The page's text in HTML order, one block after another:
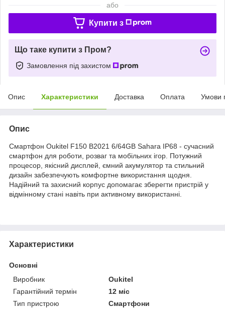
або
Купити з
Що таке купити з Пром?
Замовлення під захистом
Опис Характеристики Доставка Оплата Умови
Опис
Смартфон Oukitel F150 B2021 6/64GB Sahara IP68 - сучасний
смартфон для роботи, розваг та мобільних ігор. Потужний
процесор, якісний дисплей, ємний акумулятор та стильний
дизайн забезпечують комфортне використання щодня.
Надійний та захисний корпус допомагає зберегти пристрій у
відмінному стані навіть при активному використанні.
Характеристики
Основні
Виробник
Oukitel
Гарантійний термін
12 міс
Тип пристрою
Смартфони